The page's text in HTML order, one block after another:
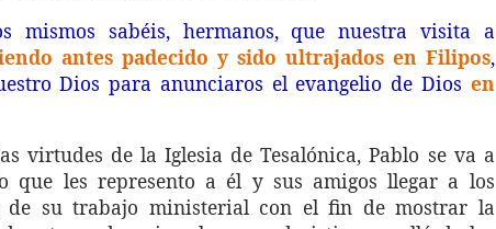
mismos sabéis, hermanos, que nuestra visita a
antes padecido y sido ultrajados en Filipos,
Dios para anunciaros el evangelio de Dios en
virtudes de la Iglesia de Tesalónica, Pablo se va a
que les represento a él y sus amigos llegar a los
de su trabajo ministerial con el fin de mostrar la